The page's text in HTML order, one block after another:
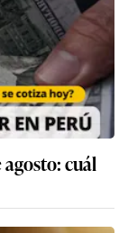
cuál